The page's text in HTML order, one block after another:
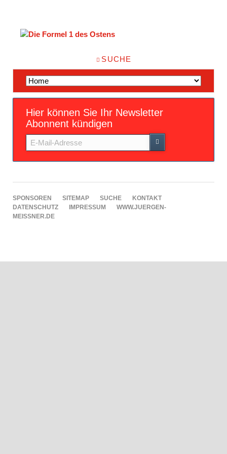
NAVIGATION
ÜBERSPRINGEN
SUCHE
Navigation
überspringen
Hier können Sie Ihr Newsletter
Abonnent kündigen
E-
NAVIGATION
ÜBERSPRINGEN
SPONSOREN SITEMAP SUCHE
KONTAKT
DATENSCHUTZ
IMPRESSUM
WWW.JUERGEN-
MEISSNER.DE